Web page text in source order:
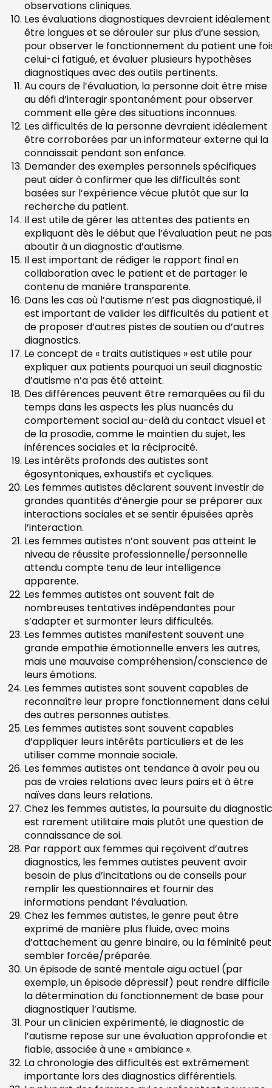
observations cliniques.
Les évaluations diagnostiques devraient idéalement
être longues et se dérouler sur plus d’une session,
pour observer le fonctionnement du patient une
celui-ci fatigué, et évaluer plusieurs hypothèses
diagnostiques avec des outils pertinents.
Au cours de l’évaluation, la personne doit être mise
au défi d’interagir spontanément pour observer
comment elle gère des situations inconnues.
Les difficultés de la personne devraient idéalement
être corroborées par un informateur externe qui la
connaissait pendant son enfance.
Demander des exemples personnels spécifiques
peut aider à confirmer que les difficultés sont
basées sur l’expérience vécue plutôt que sur la
recherche du patient.
Il est utile de gérer les attentes des patients en
expliquant dès le début que l’évaluation peut ne pas
aboutir à un diagnostic d’autisme.
Il est important de rédiger le rapport final en
collaboration avec le patient et de partager le
contenu de manière transparente.
Dans les cas où l’autisme n’est pas diagnostiqué, il
est important de valider les difficultés du patient et
de proposer d’autres pistes de soutien ou d’autres
diagnostics.
Le concept de « traits autistiques » est utile pour
expliquer aux patients pourquoi un seuil diagnostic
d’autisme n’a pas été atteint.
Des différences peuvent être remarquées au fil du
temps dans les aspects les plus nuancés du
comportement social au-delà du contact visuel et
de la prosodie, comme le maintien du sujet, les
inférences sociales et la réciprocité.
Les intérêts profonds des autistes sont
égosyntoniques, exhaustifs et cycliques.
Les femmes autistes déclarent souvent investir de
grandes quantités d’énergie pour se préparer aux
interactions sociales et se sentir épuisées après
l’interaction.
Les femmes autistes n’ont souvent pas atteint le
niveau de réussite professionnelle/personnelle
attendu compte tenu de leur intelligence
apparente.
Les femmes autistes ont souvent fait de
nombreuses tentatives indépendantes pour
s’adapter et surmonter leurs difficultés.
Les femmes autistes manifestent souvent une
grande empathie émotionnelle envers les autres,
mais une mauvaise compréhension/conscience de
leurs émotions.
Les femmes autistes sont souvent capables de
reconnaître leur propre fonctionnement dans celui
des autres personnes autistes.
Les femmes autistes sont souvent capables
d’appliquer leurs intérêts particuliers et de les
utiliser comme monnaie sociale.
Les femmes autistes ont tendance à avoir peu ou
pas de vraies relations avec leurs pairs et à être
naïves dans leurs relations.
Chez les femmes autistes, la poursuite du diagnostic
est rarement utilitaire mais plutôt une question de
connaissance de soi.
Par rapport aux femmes qui reçoivent d’autres
diagnostics, les femmes autistes peuvent avoir
besoin de plus d’incitations ou de conseils pour
remplir les questionnaires et fournir des
informations pendant l’évaluation.
Chez les femmes autistes, le genre peut être
exprimé de manière plus fluide, avec moins
d’attachement au genre binaire, ou la féminité peut
sembler forcée/préparée.
Un épisode de santé mentale aigu actuel (par
exemple, un épisode dépressif) peut rendre difficile
la détermination du fonctionnement de base pour
diagnostiquer l’autisme.
Pour un clinicien expérimenté, le diagnostic de
l’autisme repose sur une évaluation approfondie et
fiable, associée à une « ambiance ».
La chronologie des difficultés est extrêmement
importante lors des diagnostics différentiels.